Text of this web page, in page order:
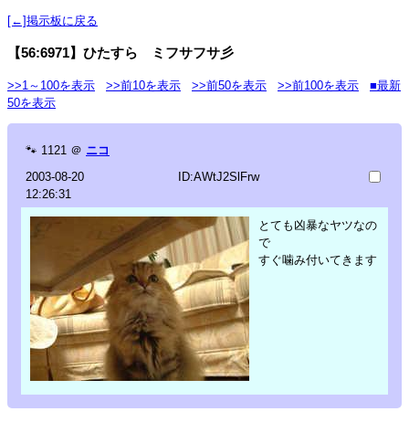
[←]掲示板に戻る
【56:6971】ひたすら ミフサフサ彡
>>1～100を表示 >>前10を表示 >>前50を表示 >>前100を表示
■最新
50を表示
🐾 1121 ＠ ニコ
2003-08-20
12:26:31
ID:AWtJ2SlFrw
とても凶暴なヤツなの
で
すぐ噛み付いてきます